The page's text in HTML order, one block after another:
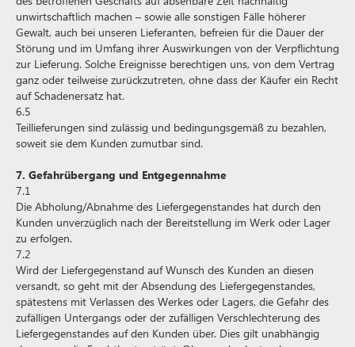
unwirtschaftlich machen – sowie alle sonstigen Fälle höherer
Gewalt, auch bei unseren Lieferanten, befreien für die Dauer der
Störung und im Umfang ihrer Auswirkungen von der Verpflichtung
zur Lieferung. Solche Ereignisse berechtigen uns, von dem Vertrag
ganz oder teilweise zurückzutreten, ohne dass der Käufer ein Recht
auf Schadenersatz hat.
6.5
Teillieferungen sind zulässig und bedingungsgemäß zu bezahlen,
soweit sie dem Kunden zumutbar sind.
7. Gefahrübergang und Entgegennahme
7.1
Die Abholung/Abnahme des Liefergegenstandes hat durch den
Kunden unverzüglich nach der Bereitstellung im Werk oder Lager
zu erfolgen.
7.2
Wird der Liefergegenstand auf Wunsch des Kunden an diesen
versandt, so geht mit der Absendung des Liefergegenstandes,
spätestens mit Verlassen des Werkes oder Lagers, die Gefahr des
zufälligen Untergangs oder der zufälligen Verschlechterung des
Liefergegenstandes auf den Kunden über. Dies gilt unabhängig